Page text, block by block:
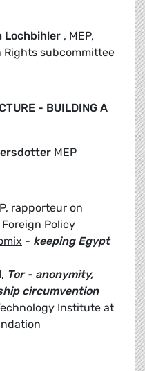
Lochbihler , MEP,
Rights subcommittee
- BUILDING A
MEP
rapporteur on
Policy
- keeping Egypt
, Tor- anonymity,
circumvention
Institute at